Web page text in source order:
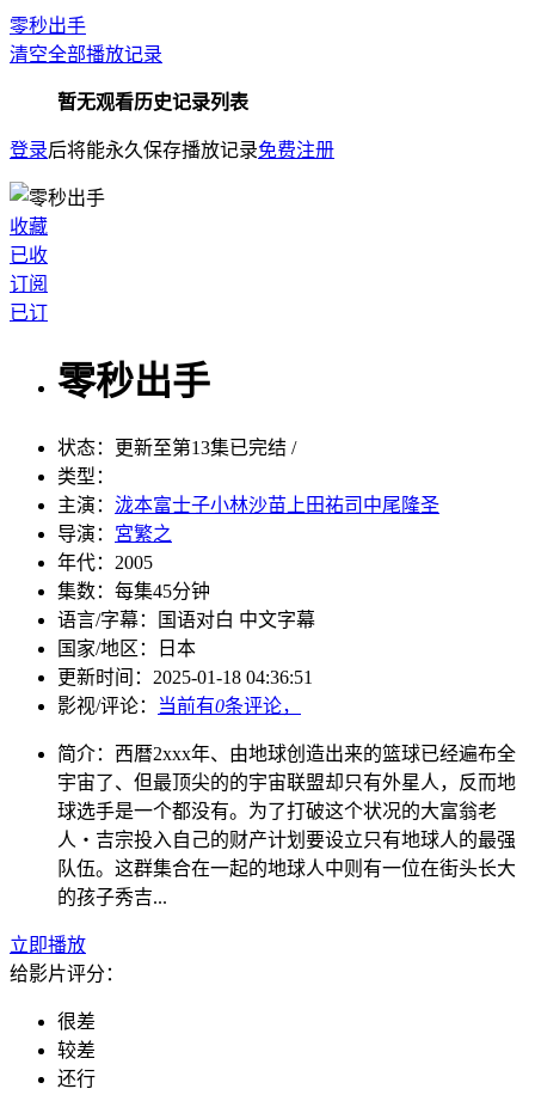
零秒出手
清空全部播放记录
暂无观看历史记录列表
登录后将能永久保存播放记录免费注册
收藏
已收
订阅
已订
零秒出手
状态：
更新至第13集已完结 /
类型：
主演： 泷本富士子小林沙苗上田祐司中尾隆圣
导演： 宮繁之
年代： 2005
集数： 每集45分钟
语言/字幕：
国语对白 中文字幕
国家/地区：
日本
更新时间： 2025-01-18 04:36:51
影视/评论：
当前有0条评论，
简介： 西暦2xxx年、由地球创造出来的篮球已经遍布全
宇宙了、但最顶尖的的宇宙联盟却只有外星人，反而地
球选手是一个都没有。为了打破这个状况的大富翁老
人・吉宗投入自己的财产计划要设立只有地球人的最强
队伍。这群集合在一起的地球人中则有一位在街头长大
的孩子秀吉...
立即播放
给影片评分：
很差
较差
还行